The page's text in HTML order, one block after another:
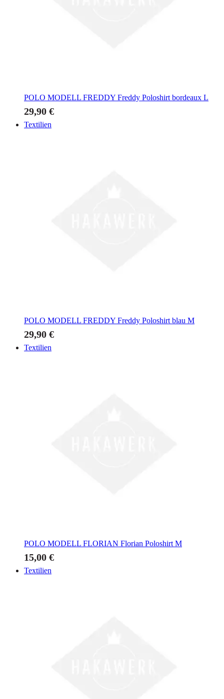
POLO MODELL FREDDY Freddy Poloshirt bordeaux L
29,90 €
Textilien
POLO MODELL FREDDY Freddy Poloshirt blau M
29,90 €
Textilien
POLO MODELL FLORIAN Florian Poloshirt M
15,00 €
Textilien